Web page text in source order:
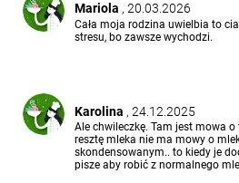
Mariola , 20.03.2026
Cała moja rodzina uwielbia to
stresu, bo zawsze wychodzi.
Karolina , 24.12.2025
Ale chwileczkę. Tam jest mowa
resztę mleka nie ma mowy o
skondensowanym.. to kiedy je
pisze aby robić z normalnego